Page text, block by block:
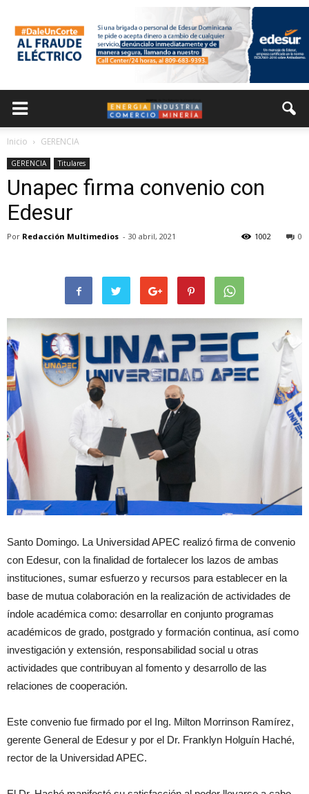
Inicio GERENCIA
GERENCIA Titulares
Unapec firma convenio con
Edesur
Por Redacción Multimedios - 30 abril, 2021 0
1002
Santo Domingo. La Universidad APEC realizó firma de convenio
con Edesur, con la finalidad de fortalecer los lazos de ambas
instituciones, sumar esfuerzo y recursos para establecer en la
base de mutua colaboración en la realización de actividades de
índole académica como: desarrollar en conjunto programas
académicos de grado, postgrado y formación continua, así como
investigación y extensión, responsabilidad social u otras
actividades que contribuyan al fomento y desarrollo de las
relaciones de cooperación.
Este convenio fue firmado por el Ing. Milton Morrinson Ramírez,
gerente General de Edesur y por el Dr. Franklyn Holguín Haché,
rector de la Universidad APEC.